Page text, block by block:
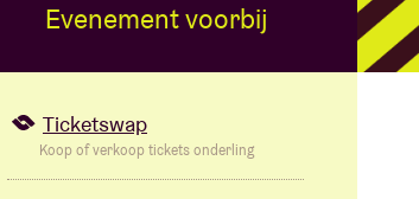
Evenement voorbij
Ticketswap
Koop of verkoop tickets onderling